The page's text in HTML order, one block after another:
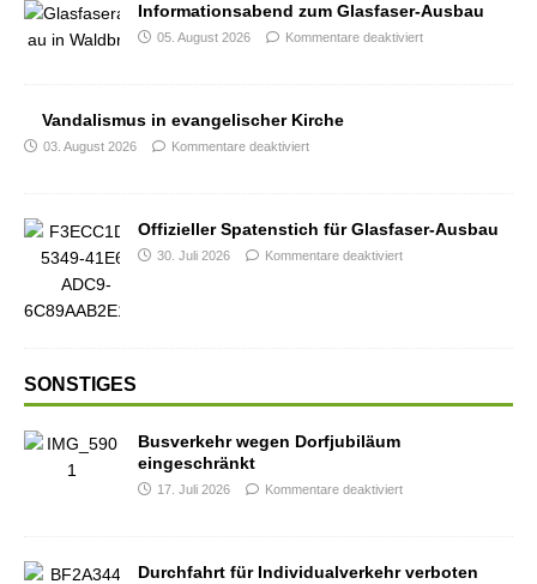
Informationsabend zum Glasfaser-Ausbau
05. August 2026 Kommentare deaktiviert
Vandalismus in evangelischer Kirche
03. August 2026 Kommentare deaktiviert
Offizieller Spatenstich für Glasfaser-Ausbau
30. Juli 2026 Kommentare deaktiviert
SONSTIGES
Busverkehr wegen Dorfjubiläum
eingeschränkt
17. Juli 2026 Kommentare deaktiviert
Durchfahrt für Individualverkehr verboten